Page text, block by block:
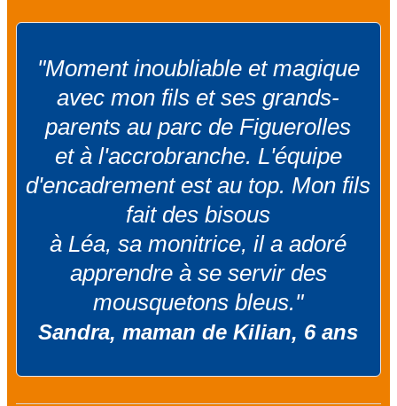
"Moment inoubliable et magique
avec mon fils et ses grands-
parents au parc de Figuerolles
et à l'accrobranche. L'équipe
d'encadrement est au top. Mon fils
fait des bisous
à Léa, sa monitrice, il a adoré
apprendre à se servir des
mousquetons bleus."
Sandra, maman de Kilian, 6 ans